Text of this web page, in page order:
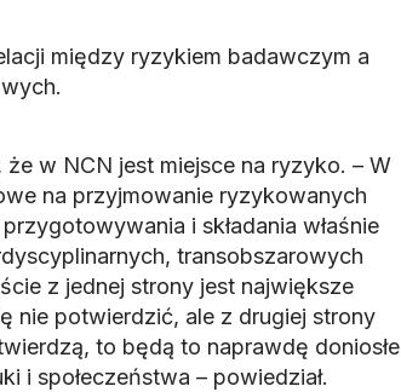
między ryzykiem badawczym a
w NCN jest miejsce na ryzyko. – W
na przyjmowanie ryzykowanych
i składania właśnie
transobszarowych
z jednej strony jest największe
nie potwierdzić, ale z drugiej strony
to będą to naprawdę doniosłe
i społeczeństwa – powiedział.